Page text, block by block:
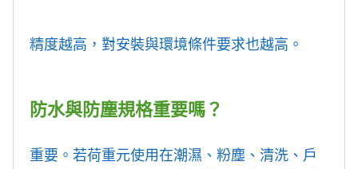
精度越高，對安裝與環境條件要求也越高。
防水與防塵規格重要嗎？
重要。若荷重元使用在潮濕、粉塵、清洗、戶